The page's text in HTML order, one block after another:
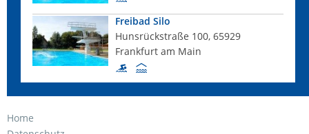
Freibad Silo
Hunsrückstraße 100, 65929
Frankfurt am Main
Home